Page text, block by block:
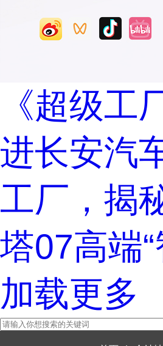
《超级工
进长安汽
工厂，揭
塔07高端“
加载更多